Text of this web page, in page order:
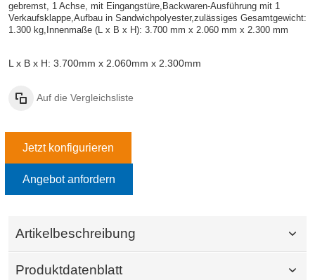
gebremst, 1 Achse, mit Eingangstüre,Backwaren-Ausführung mit 1
Verkaufsklappe,Aufbau in Sandwichpolyester,zulässiges Gesamtgewicht:
1.300 kg, Innenmaße (L x B x H): 3.700 mm x 2.060 mm x 2.300 mm
L x B x H: 3.700mm x 2.060mm x 2.300mm
Auf die Vergleichsliste
Jetzt konfigurieren
Angebot anfordern
Artikelbeschreibung
Produktdatenblatt